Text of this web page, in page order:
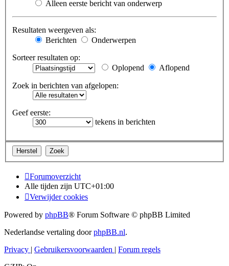
Alleen eerste bericht van onderwerp
Resultaten weergeven als:
Berichten
Onderwerpen
Sorteer resultaten op:
Oplopend
Aflopend
Zoek in berichten van afgelopen:
Geef eerste:
tekens in berichten
Forumoverzicht
Alle tijden zijn UTC+01:00
Verwijder cookies
Powered by phpBB® Forum Software © phpBB Limited
Nederlandse vertaling doorphpBB.nl.
Privacy | Gebruikersvoorwaarden | Forum regels